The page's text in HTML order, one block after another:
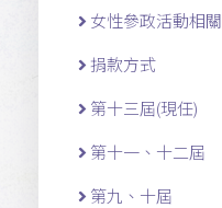
女性參政活動相關
捐款方式
第十三屆(現任)
第十一 、十二 屆
第九、十屆